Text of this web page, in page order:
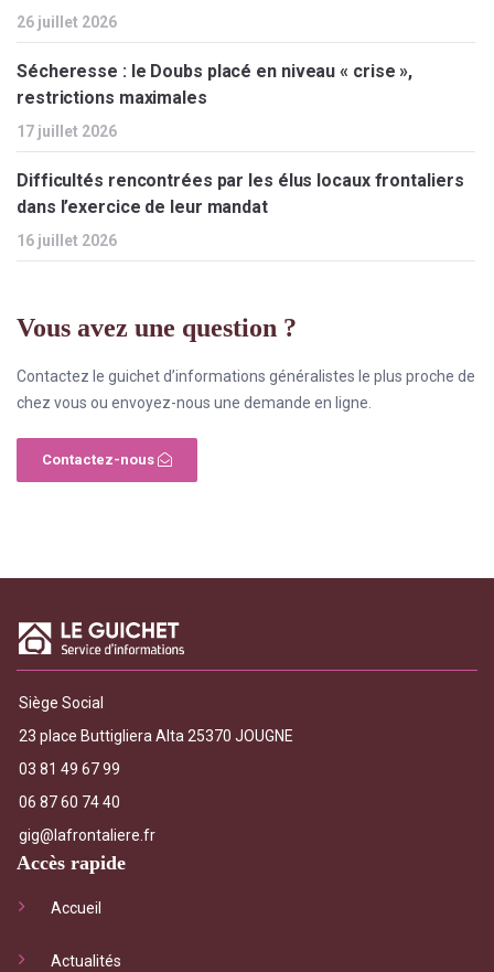
26 juillet 2026
Sécheresse : le Doubs placé en niveau « crise »,
restrictions maximales
17 juillet 2026
Difficultés rencontrées par les élus locaux frontaliers
dans l’exercice de leur mandat
16 juillet 2026
Vous avez une question ?
Contactez le guichet d’informations généralistes le plus proche de
chez vous ou envoyez-nous une demande en ligne.
Contactez-nous
Siège Social
23 place Buttigliera Alta 25370 JOUGNE
03 81 49 67 99
06 87 60 74 40
gig@lafrontaliere.fr
Accès rapide
Accueil
Actualités